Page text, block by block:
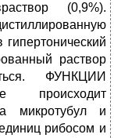
(0,9%).
гипертонический
раствор
ФУНКЦИИ
происходит
микротубул и
рибосом и